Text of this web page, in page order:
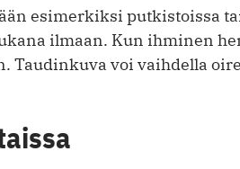
esimerkiksi putkistoissa
ilmaan. Kun ihminen
Taudinkuva voi vaihdella